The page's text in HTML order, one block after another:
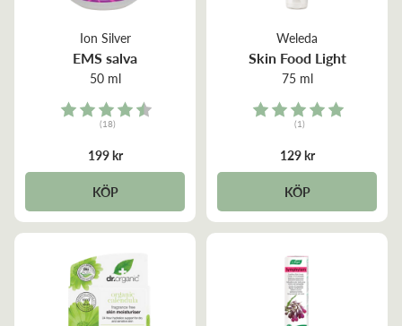
Ion Silver
EMS salva
50 ml
Rating:
(18)
199 kr
KÖP
Weleda
Skin Food Light
75 ml
Rating:
(1)
129 kr
KÖP